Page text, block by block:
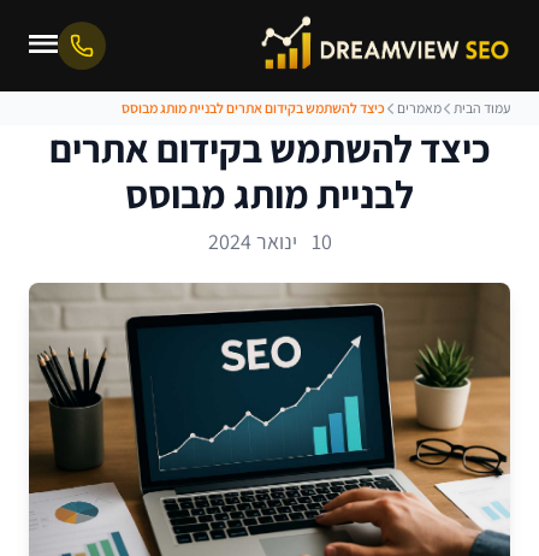
עמוד הבית מאמרים כיצד להשתמש בקידום אתרים לבניית מותג מבוסס
כיצד להשתמש בקידום אתרים
לבניית מותג מבוסס
10 ינואר 2024